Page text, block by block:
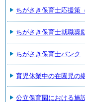
ちがさき保育士応援策
ちがさき保育士就職奨
ちがさき保育士バンク
育児休業中の在園児の
公立保育園における施